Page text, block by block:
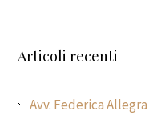
Articoli recenti
Avv. Federica Allegra